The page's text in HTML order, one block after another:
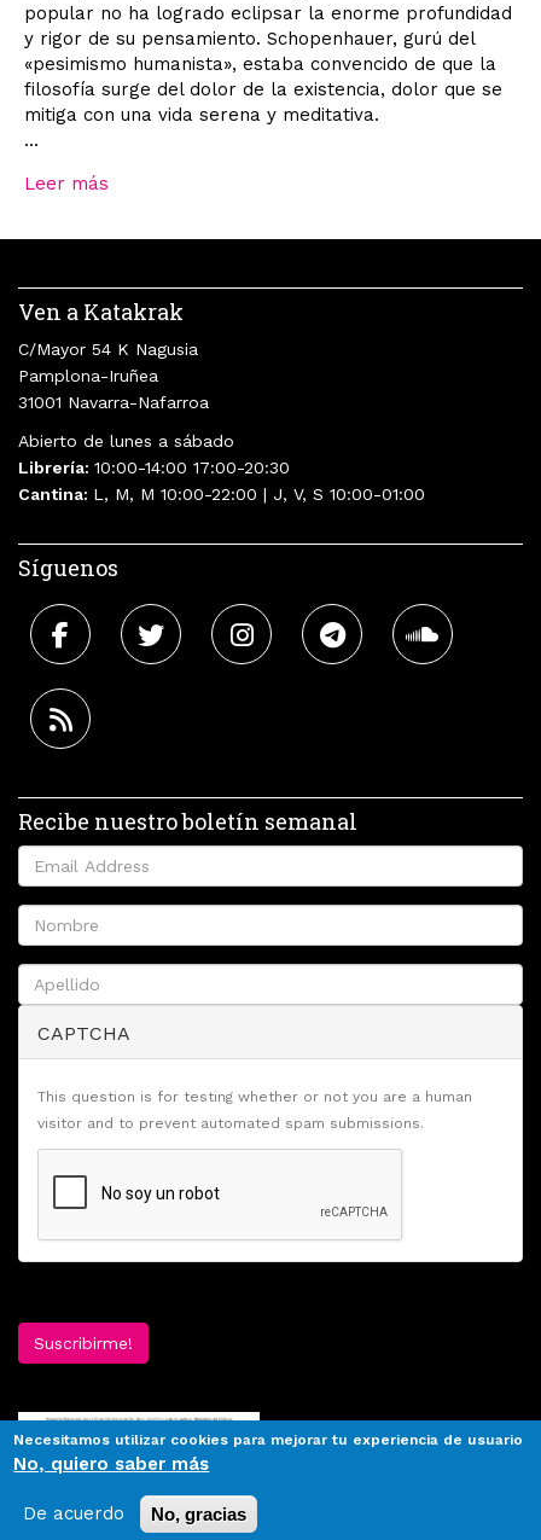
popular no ha logrado eclipsar la enorme profundidad
y rigor de su pensamiento. Schopenhauer, gurú del
«pesimismo humanista», estaba convencido de que la
filosofía surge del dolor de la existencia, dolor que se
mitiga con una vida serena y meditativa.
...
Leer más
Ven a Katakrak
C/Mayor 54 K Nagusia
Pamplona-Iruñea
31001 Navarra-Nafarroa
Abierto de lunes a sábado
Librería: 10:00-14:00 17:00-20:30
Cantina: L, M, M 10:00-22:00 | J, V, S 10:00-01:00
Síguenos
Recibe nuestro boletín semanal
CAPTCHA
This question is for testing whether or not you are a human
visitor and to prevent automated spam submissions.
Suscribirme!
Necesitamos utilizar cookies para mejorar tu experiencia de usuario
No, quiero saber más
De acuerdo No, gracias